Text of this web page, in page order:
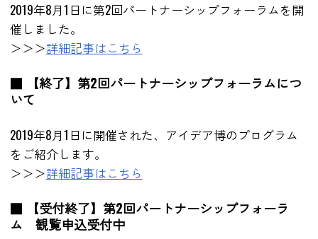
2019年8月1日に第2回パートナーシップフォーラムを開
催しました。
＞＞＞詳細記事はこちら
■ 【終了】第2回パートナーシップフォーラムにつ
いて
2019年8月1日に開催された、アイデア博のプログラム
をご紹介します。
＞＞＞詳細記事はこちら
■ 【受付終了】第2回パートナーシップフォーラ
ム 観覧申込受付中